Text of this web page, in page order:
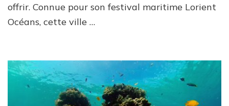
offrir. Connue pour son festival maritime Lorient
Océans, cette ville …